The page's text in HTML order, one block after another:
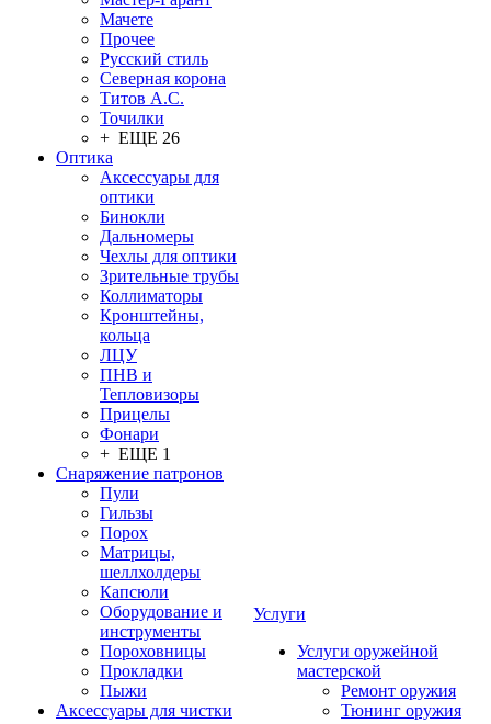
Мачете
Прочее
Русский стиль
Северная корона
Титов А.С.
Точилки
+ ЕЩЕ 26
Оптика
Аксессуары для
оптики
Бинокли
Дальномеры
Чехлы для оптики
Зрительные трубы
Коллиматоры
Кронштейны,
кольца
ЛЦУ
ПНВ и
Тепловизоры
Прицелы
Фонари
+ ЕЩЕ 1
Снаряжение патронов
Пули
Гильзы
Порох
Матрицы,
шеллхолдеры
Капсюли
Оборудование и
инструменты
Пороховницы
Прокладки
Пыжи
Аксессуары для чистки
Услуги
Услуги оружейной
мастерской
Ремонт оружия
Тюнинг оружия